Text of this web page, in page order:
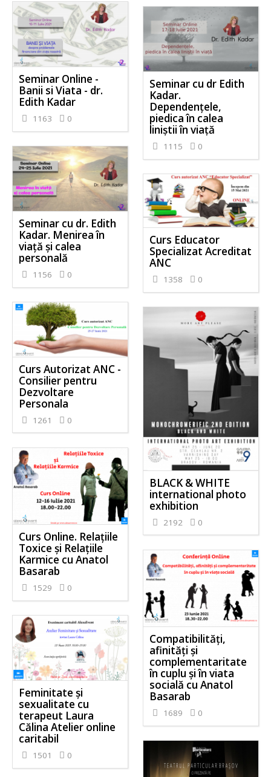
Seminar Online -
Banii si Viata - dr.
Edith Kadar
1163 0
Seminar cu dr Edith
Kadar.
Dependențele,
piedica în calea
liniștii în viață
1115 0
Seminar cu dr. Edith
Kadar. Menirea în
viață și calea
personală
1156 0
Curs Educator
Specializat Acreditat
ANC
1358 0
Curs Autorizat ANC -
Consilier pentru
Dezvoltare
Personala
1261 0
BLACK & WHITE
international photo
exhibition
2192 0
Curs Online. Relațiile
Toxice și Relațiile
Karmice cu Anatol
Basarab
1529 0
Compatibilități,
afinități și
complementaritate
în cuplu și în viata
socială cu Anatol
Basarab
1689 0
Feminitate și
sexualitate cu
terapeut Laura
Călina Atelier online
caritabil
1501 0